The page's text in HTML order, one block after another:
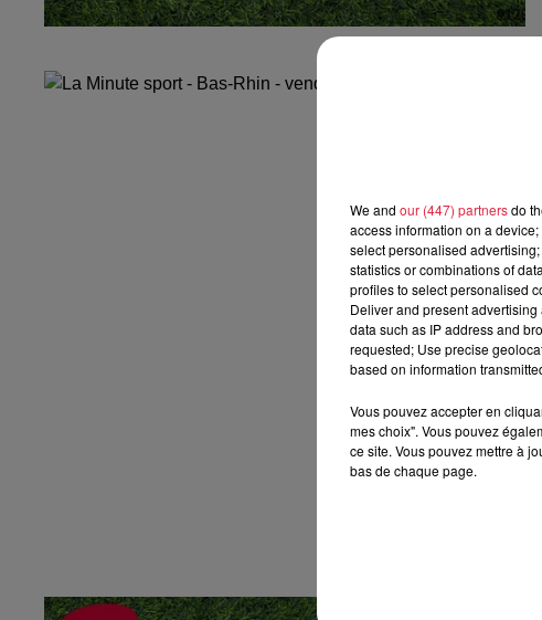
We and our (447) partnersdo
access information on a
select personalised
statistics or combinations of
profiles to select personalised
Deliver and present
data such as IP address and
requested; Use precise
based on information
Vous pouvez accepter en
mes choix". Vous pouvez
ce site. Vous pouvez mettre à
bas de chaque page.